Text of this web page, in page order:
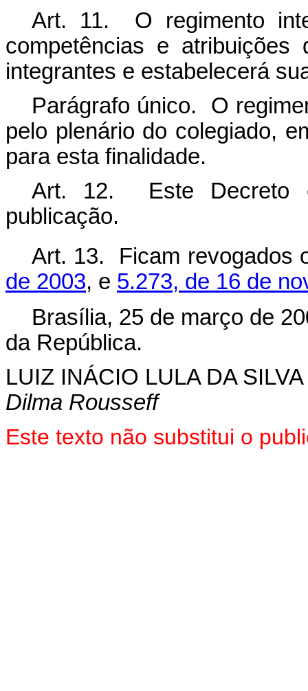
Art. 11. O regimento
competências e
integrantes e estabelecerá
Parágrafo único. O
pelo plenário do colegiado,
para esta finalidade.
Art. 12. Este Decreto
publicação.
Art. 13. Ficam revogados
de 2003, e 5.273, de 16 de
Brasília, 25 de março de
da República.
LUIZ INÁCIO LULA DA SILVA
Dilma Rousseff
Este texto não substitui o